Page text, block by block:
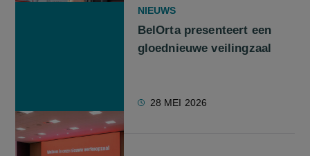
NIEUWS
BelOrta presenteert een
gloednieuwe veilingzaal
28 MEI 2026